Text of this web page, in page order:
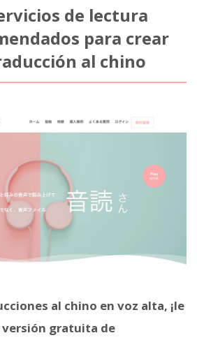
de lectura
para crear
al chino
al chino en voz alta, ¡le
gratuita de